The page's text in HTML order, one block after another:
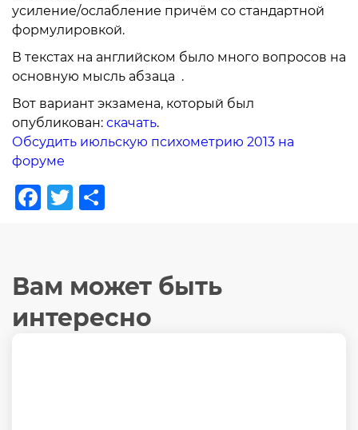
усиление/ослабление причём со стандартной
формулировкой.
В текстах на английском было много вопросов на
основную мысль абзаца .
Вот вариант экзамена, который был
опубликован: скачать.
Обсудить июльскую психометрию 2013 на
форуме
Facebook
Twitter
Вам может быть
интересно